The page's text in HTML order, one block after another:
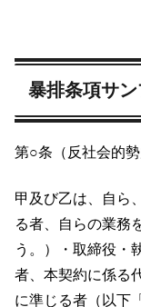
暴排条項サ
第○条（反社会的勢
甲及び乙は、自ら
る者、自らの業務
う。）・取締役・
者、本契約に係る
に準じる者（以下